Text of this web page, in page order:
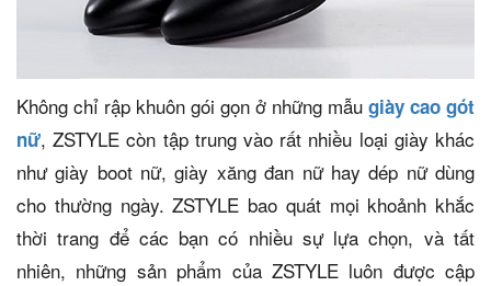
Không chỉ rập khuôn gói gọn ở những mẫu giày cao gót
nữ, ZSTYLE còn tập trung vào rất nhiều loại giày khác
như giày boot nữ, giày xăng đan nữ hay dép nữ dùng
cho thường ngày. ZSTYLE bao quát mọi khoảnh khắc
thời trang để các bạn có nhiều sự lựa chọn, và tất
nhiên, những sản phẩm của ZSTYLE luôn được cập